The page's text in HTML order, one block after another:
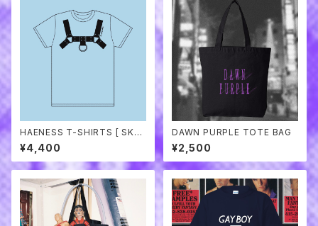
HAENESS T-SHIRTS [ SKY
BLUE ]
¥4,400
DAWN PURPLE TOTE BAG
¥2,500